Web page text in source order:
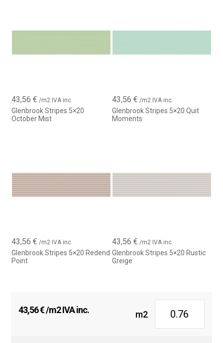
residenciales o comerciales.
La serie Glenbrook es la elección ideal para quienes buscan un
43,56€ /m2 IVA inc.
Glenbrook Stripes 5×20
October Mist
43,56 € /m2 IVA inc.
Glenbrook Stripes 5×20 Quit
Moments
43,56€ /m2 IVA inc.
Glenbrook Stripes 5×20 Redend
Point
43,56 € /m2 IVA inc.
Glenbrook Stripes 5×20 Rustic
Greige
43,56€/m2 IVA inc. m2